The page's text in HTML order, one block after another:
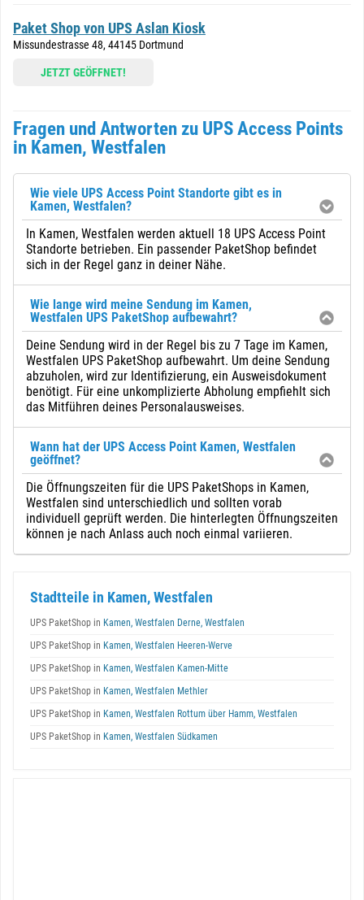
Paket Shop von UPS Aslan Kiosk
Missundestrasse 48, 44145 Dortmund
JETZT GEÖFFNET!
Fragen und Antworten zu UPS Access Points
in Kamen, Westfalen
Wie viele UPS Access Point Standorte gibt es in
Kamen, Westfalen?
In Kamen, Westfalen werden aktuell 18 UPS Access Point
Standorte betrieben. Ein passender PaketShop befindet
sich in der Regel ganz in deiner Nähe.
Wie lange wird meine Sendung im Kamen,
Westfalen UPS PaketShop aufbewahrt?
Deine Sendung wird in der Regel bis zu 7 Tage im Kamen,
Westfalen UPS PaketShop aufbewahrt. Um deine Sendung
abzuholen, wird zur Identifizierung, ein Ausweisdokument
benötigt. Für eine unkomplizierte Abholung empfiehlt sich
das Mitführen deines Personalausweises.
Wann hat der UPS Access Point Kamen, Westfalen
geöffnet?
Die Öffnungszeiten für die UPS PaketShops in Kamen,
Westfalen sind unterschiedlich und sollten vorab
individuell geprüft werden. Die hinterlegten Öffnungszeiten
können je nach Anlass auch noch einmal variieren.
Stadtteile in Kamen, Westfalen
UPS PaketShop in Kamen, Westfalen Derne, Westfalen
UPS PaketShop in Kamen, Westfalen Heeren-Werve
UPS PaketShop in Kamen, Westfalen Kamen-Mitte
UPS PaketShop in Kamen, Westfalen Methler
UPS PaketShop in Kamen, Westfalen Rottum über Hamm, Westfalen
UPS PaketShop in Kamen, Westfalen Südkamen